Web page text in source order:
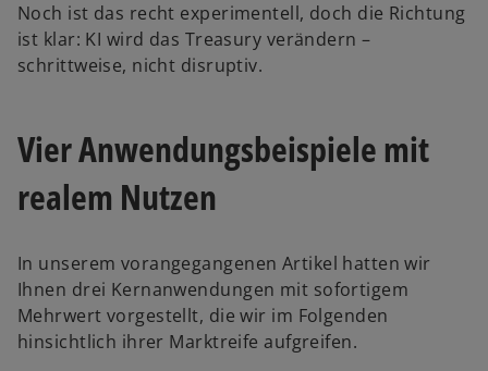
Noch ist das recht experimentell, doch die Richtung
ist klar: KI wird das Treasury verändern –
schrittweise, nicht disruptiv.
Vier Anwendungsbeispiele mit
realem Nutzen
In unserem vorangegangenen Artikel hatten wir
Ihnen drei Kernanwendungen mit sofortigem
Mehrwert vorgestellt, die wir im Folgenden
hinsichtlich ihrer Marktreife aufgreifen.